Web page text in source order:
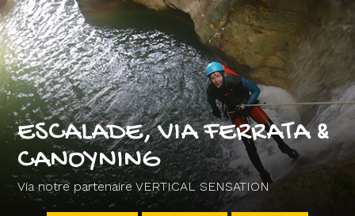
ESCALADE, VIA FERRATA &
CANOYNING
Via notre partenaire VERTICAL SENSATION